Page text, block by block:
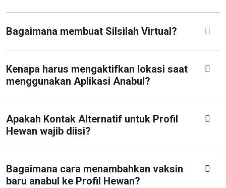
Bagaimana membuat Silsilah Virtual?
Kenapa harus mengaktifkan lokasi saat
menggunakan Aplikasi Anabul?
Apakah Kontak Alternatif untuk Profil
Hewan wajib diisi?
Bagaimana cara menambahkan vaksin
baru anabul ke Profil Hewan?